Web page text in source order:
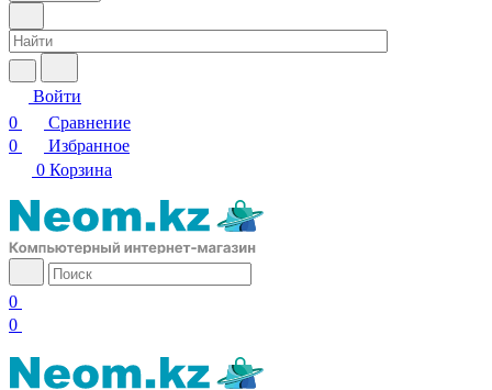
Войти
0
Сравнение
0
Избранное
0 Корзина
0
0